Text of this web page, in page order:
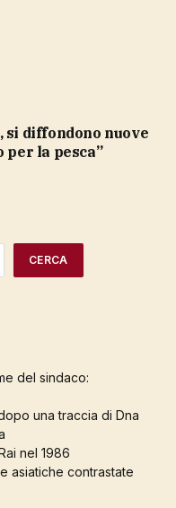
per la pesca”
CERCA
del sindaco:
una traccia di Dna
nel 1986
asiatiche contrastate